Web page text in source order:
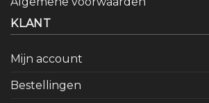
KLANT
Mijn account
Bestellingen